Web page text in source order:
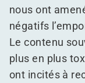
nous ont
négatifs
Le contenu
plus en plus
ont incités à